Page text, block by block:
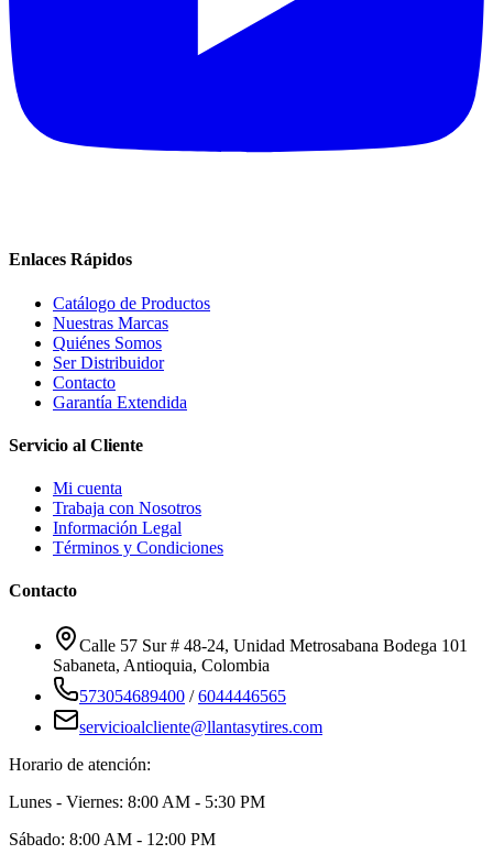
Enlaces Rápidos
Catálogo de Productos
Nuestras Marcas
Quiénes Somos
Ser Distribuidor
Contacto
Garantía Extendida
Servicio al Cliente
Mi cuenta
Trabaja con Nosotros
Información Legal
Términos y Condiciones
Contacto
Calle 57 Sur # 48-24, Unidad Metrosabana Bodega 101
Sabaneta, Antioquia, Colombia
573054689400 /6044446565
servicioalcliente@llantasytires.com
Horario de atención:
Lunes - Viernes: 8:00 AM - 5:30 PM
Sábado: 8:00 AM - 12:00 PM